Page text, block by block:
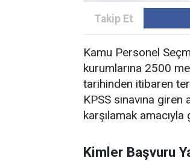
Kamu Personel
kurumlarına 2500
tarihinden itibaren
KPSS sınavına giren
karşılamak
Kimler Başvuru